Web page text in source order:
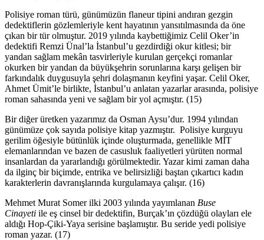
Polisiye roman türü, günümüzün flaneur tipini andıran gezgin
dedektiflerin gözlemleriyle kent hayatının yansıtılmasında da öne
çıkan bir tür olmuştur. 2019 yılında kaybettiğimiz Celil Oker’in
dedektifi Remzi Ünal’la İstanbul’u gezdirdiği okur kitlesi; bir
yandan sağlam mekân tasvirleriyle kurulan gerçekçi romanlar
okurken bir yandan da büyükşehrin sorunlarına karşı gelişen bir
farkındalık duygusuyla şehri dolaşmanın keyfini yaşar. Celil Oker,
Ahmet Ümit’le birlikte, İstanbul’u anlatan yazarlar arasında, polisiye
roman sahasında yeni ve sağlam bir yol açmıştır. (15)
Bir diğer üretken yazarımız da Osman Aysu’dur. 1994 yılından
günümüze çok sayıda polisiye kitap yazmıştır. Polisiye kurguyu
gerilim öğesiyle bütünlük içinde oluşturmada, genellikle MİT
elemanlarından ve bazen de casusluk faaliyetleri yürüten normal
insanlardan da yararlandığı görülmektedir. Yazar kimi zaman daha
da ilginç bir biçimde, entrika ve belirsizliği baştan çıkartıcı kadın
karakterlerin davranışlarında kurgulamaya çalışır. (16)
Mehmet Murat Somer ilki 2003 yılında yayımlanan Buse
Cinayeti ile eş cinsel bir dedektifin, Burçak’ın çözdüğü olayları ele
aldığı Hop-Çiki-Yaya serisine başlamıştır. Bu seride yedi polisiye
roman yazar. (17)